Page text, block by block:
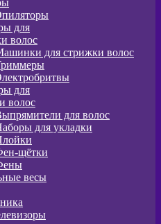
для
волос
для стрижки волос
для
волос
для волос
для укладки
щётки
весы